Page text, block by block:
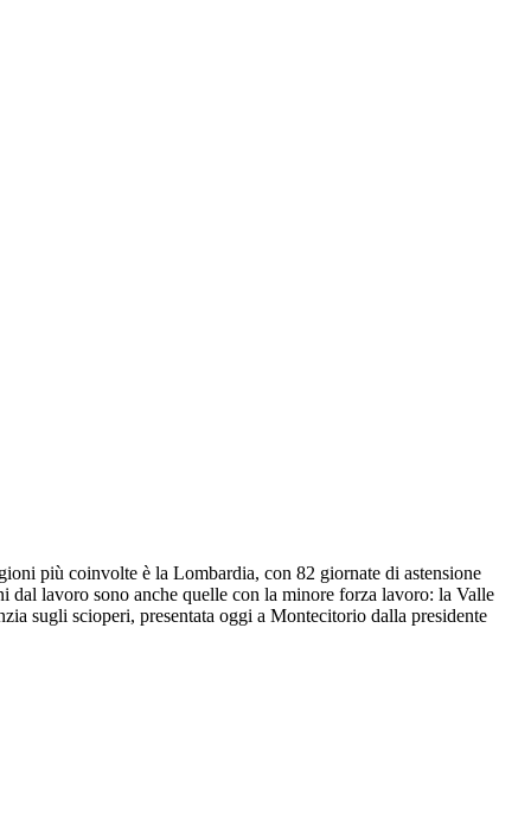
più coinvolte è la Lombardia, con 82 giornate di astensione
dal lavoro sono anche quelle con la minore forza lavoro: la Valle
sugli scioperi, presentata oggi a Montecitorio dalla presidente